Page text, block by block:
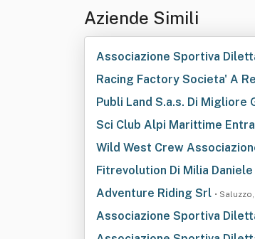
Aziende Simili
Associazione Sportiva
Racing Factory Societa' A
Publi Land S.a.s. Di Migliore
Sci Club Alpi Marittime
Wild West Crew
Fitrevolution Di Milia Daniele
Adventure Riding Srl •
Associazione Sportiva